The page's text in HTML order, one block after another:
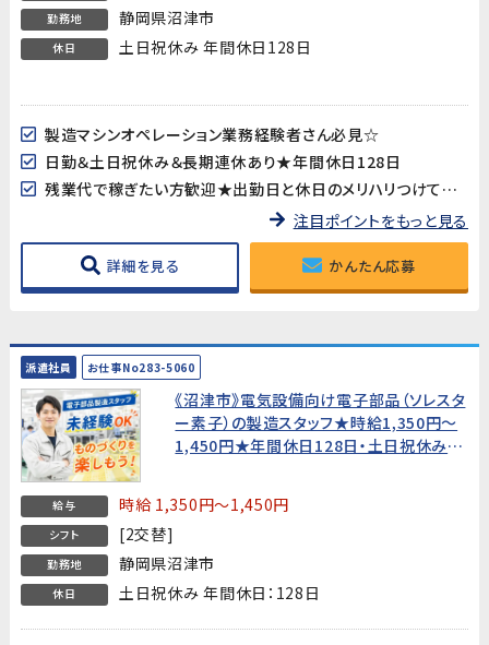
勤務地 静岡県沼津市
休日 土日祝休み 年間休日128日
製造マシンオペレーション業務経験者さん必見☆
日勤＆土日祝休み＆長期連休あり★年間休日128日
残業代で稼ぎたい方歓迎★出勤日と休日のメリハリつけて働けます
注目ポイントをもっと見る
詳細を見る かんたん応募
派遣社員 お仕事No283-5060
《沼津市》電気設備向け電子部品（ソレスタ
ー素子）の製造スタッフ★時給1,350円〜
1,450円★年間休日128日・土日祝休み
給与 時給 1,350円～1,450円
シフト [2交替]
勤務地 静岡県沼津市
休日 土日祝休み 年間休日：128日